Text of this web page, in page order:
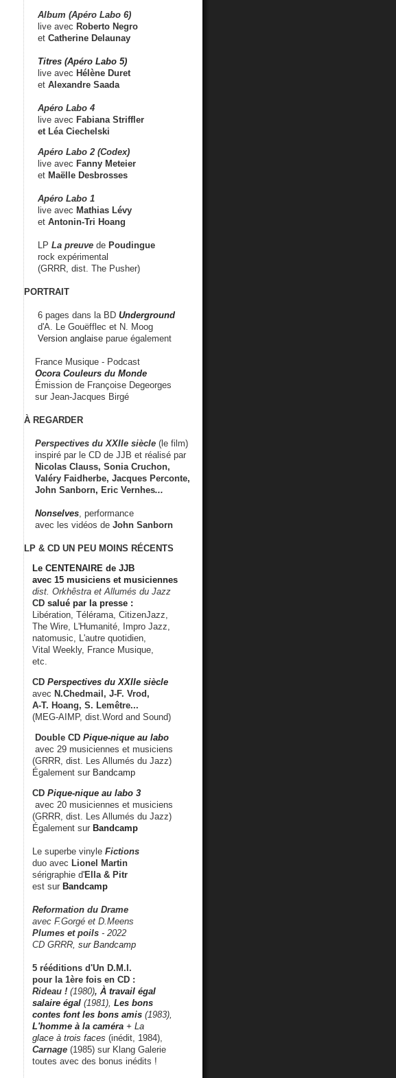
Album (Apéro Labo 6)
live avec Roberto Negro
et Catherine Delaunay
Titres (Apéro Labo 5)
live avec Hélène Duret
et Alexandre Saada
Apéro Labo 4
live avec Fabiana Striffler
et Léa Ciechelski
Apéro Labo 2 (Codex)
live avec Fanny Meteier
et Maëlle Desbrosses
Apéro Labo 1
live avec Mathias Lévy
et Antonin-Tri Hoang
LP La preuve de Poudingue
rock expérimental
(GRRR, dist. The Pusher)
PORTRAIT
6 pages dans la BD Underground
d'A. Le Gouëfflec et N. Moog
Version anglaise parue également
France Musique - Podcast
Ocora Couleurs du Monde
Émission de Françoise Degeorges
sur Jean-Jacques Birgé
À REGARDER
Perspectives du XXIIe siècle (le film)
inspiré par le CD de JJB et réalisé par
Nicolas Clauss, Sonia Cruchon,
Valéry Faidherbe, Jacques Perconte,
John Sanborn, Eric Vernhes...
Nonselves , performance
avec les vidéos de John Sanborn
LP & CD UN PEU MOINS RÉCENTS
Le CENTENAIRE de JJB
avec 15 musiciens et musiciennes
dist. Orkhêstra et Allumés du Jazz
CD salué par la presse :
Libération, Télérama, CitizenJazz,
The Wire, L'Humanité, Impro Jazz,
natomusic, L'autre quotidien,
Vital Weekly, France Musique,
etc.
CD Perspectives du XXIIe siècle
avec N.Chedmail, J-F. Vrod,
A-T. Hoang, S. Lemêtre...
(MEG-AIMP, dist.Word and Sound)
Double CD Pique-nique au labo
avec 29 musiciennes et musiciens
(GRRR, dist. Les Allumés du Jazz)
Également sur Bandcamp
CD Pique-nique au labo 3
avec 20 musiciennes et musiciens
(GRRR, dist. Les Allumés du Jazz)
Également sur Bandcamp
Le superbe vinyle Fictions
duo avec Lionel Martin
sérigraphie d'Ella & Pitr
est sur Bandcamp
Reformation du Drame
avec F.Gorgé et D.Meens
Plumes et poils - 2022
CD GRRR, sur Bandcamp
5 rééditions d'Un D.M.I.
pour la 1ère fois en CD :
Rideau ! (1980), À travail égal
salaire égal (1981), Les bons
contes font les bons amis (1983),
L'homme à la caméra + La
glace à trois faces (inédit, 1984),
Carnage (1985) sur Klang Galerie
toutes avec des bonus inédits !